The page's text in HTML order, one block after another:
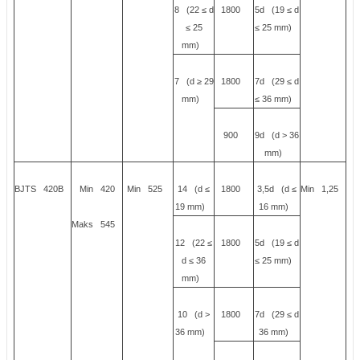
8 (22 ≤ d
≤ 25
mm)
1800
5d (19 ≤ d
≤ 25 mm)
7 (d ≥ 29
mm)
1800
7d (29 ≤ d
≤ 36 mm)
900
9d (d > 36
mm)
BJTS 420B Min 420
Maks 545
Min 525
14 (d ≤
19 mm)
1800
3,5d (d ≤
16 mm)
Min 1,25
12 (22 ≤
d ≤ 36
mm)
1800
5d (19 ≤ d
≤ 25 mm)
10 (d >
36 mm)
1800
7d (29 ≤ d
36 mm)